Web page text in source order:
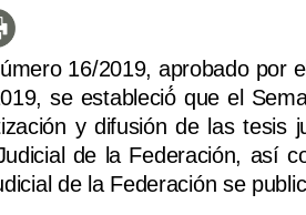
16/2019, aprobado por
se estableció́ que el
y difusión de las tesis
de la Federación, así
de la Federación se